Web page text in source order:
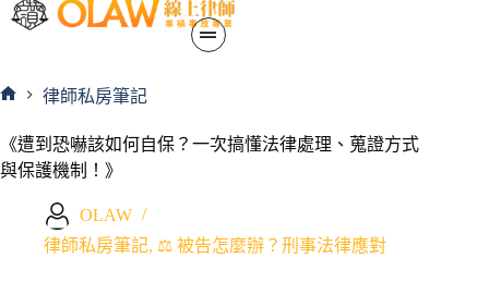
律師私房筆記
《遭到恐嚇該如何自保？一次搞懂法律處理、蒐證方式
與保護機制！》
OLAW
律師私房筆記, ⚖️ 被告怎麼辦？刑事法律應對